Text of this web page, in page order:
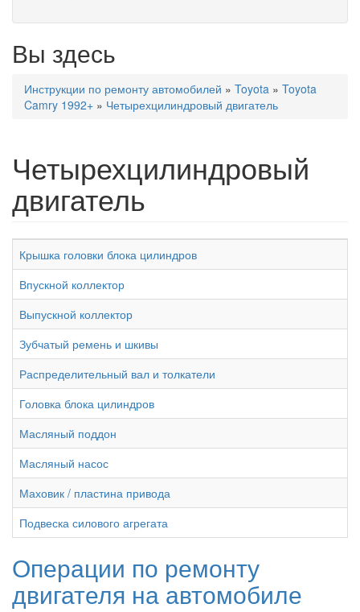
Вы здесь
Инструкции по ремонту автомобилей » Toyota » Toyota
Camry 1992+ » Четырехцилиндровый двигатель
Четырехцилиндровый
двигатель
Крышка головки блока цилиндров
Впускной коллектор
Выпускной коллектор
Зубчатый ремень и шкивы
Распределительный вал и толкатели
Головка блока цилиндров
Масляный поддон
Масляный насос
Маховик / пластина привода
Подвеска силового агрегата
Операции по ремонту
двигателя на автомобиле